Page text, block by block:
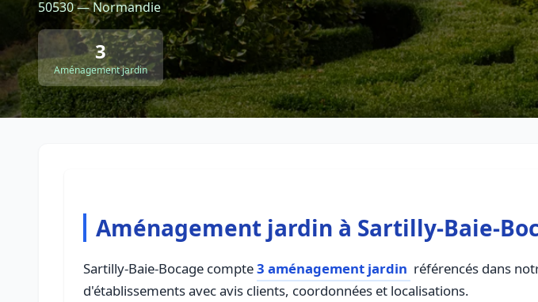
50530 — Normandie
3
Aménagement jardin
Aménagement jardin à Sartilly-Baie-
Sartilly-Baie-Bocage compte3 aménagement jardin référencés dans
d'établissements avec avis clients, coordonnées et localisations.